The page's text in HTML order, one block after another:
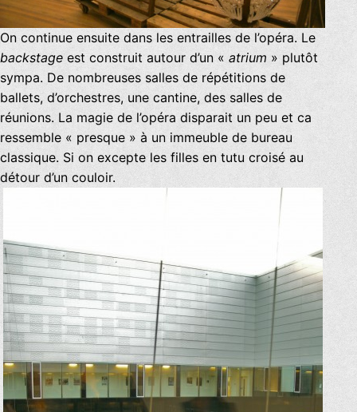
On continue ensuite dans les entrailles de l’opéra. Le
backstage est construit autour d’un « atrium » plutôt
sympa. De nombreuses salles de répétitions de
ballets, d’orchestres, une cantine, des salles de
réunions. La magie de l’opéra disparait un peu et ca
ressemble « presque » à un immeuble de bureau
classique. Si on excepte les filles en tutu croisé au
détour d’un couloir.